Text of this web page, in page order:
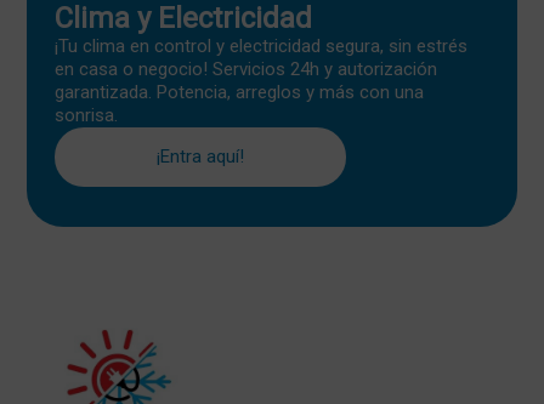
Clima y Electricidad
¡Tu clima en control y electricidad segura, sin estrés
en casa o negocio! Servicios 24h y autorización
garantizada. Potencia, arreglos y más con una
sonrisa.
¡Entra aquí!